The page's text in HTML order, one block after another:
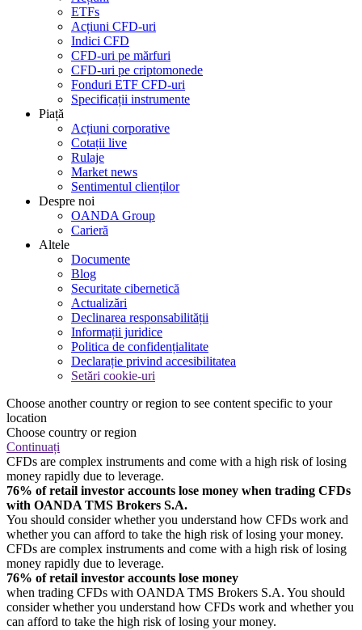
ETFs
Acțiuni CFD-uri
Indici CFD
CFD-uri pe mărfuri
CFD-uri pe criptomonede
Fonduri ETF CFD-uri
Specificații instrumente
Piață
Acțiuni corporative
Cotații live
Rulaje
Market news
Sentimentul clienților
Despre noi
OANDA Group
Carieră
Altele
Documente
Blog
Securitate cibernetică
Actualizări
Declinarea responsabilității
Informații juridice
Politica de confidențialitate
Declarație privind accesibilitatea
Setări cookie-uri
Choose another country or region to see content specific to your
location
Choose country or region
Continuați
CFDs are complex instruments and come with a high risk of losing
money rapidly due to leverage.
76% of retail investor accounts lose money when trading CFDs
with OANDA TMS Brokers S.A.
You should consider whether you understand how CFDs work and
whether you can afford to take the high risk of losing your money.
CFDs are complex instruments and come with a high risk of losing
money rapidly due to leverage.
76% of retail investor accounts lose money
when trading CFDs with OANDA TMS Brokers S.A. You should
consider whether you understand how CFDs work and whether you
can afford to take the high risk of losing your money.